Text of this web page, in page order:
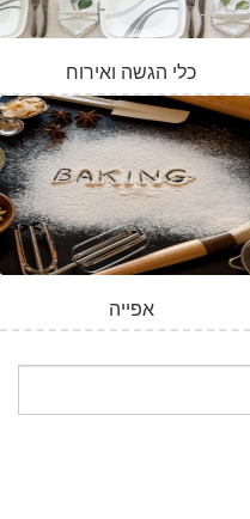
כלי הגשה ואירוח
אפייה